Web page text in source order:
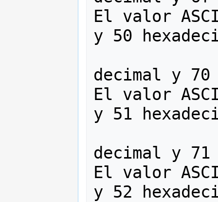
El valor
y 50
decimal y 70
El valor
y 51
decimal y 71
El valor
y 52